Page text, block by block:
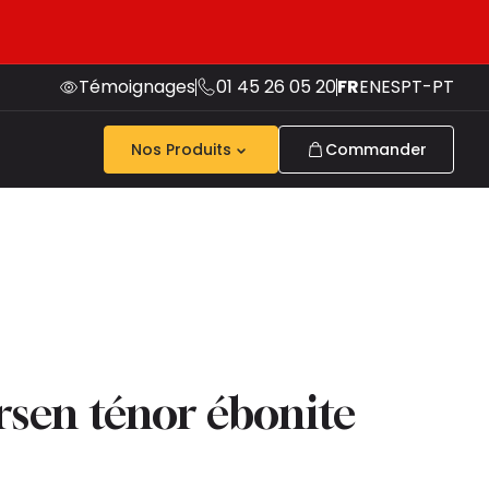
Témoignages 01 45 26 05 20FRENESPT-PT
Nos Produits Commander
ténor ébonite